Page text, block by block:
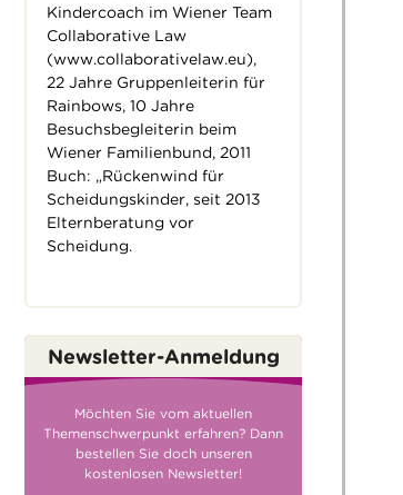
Kindercoach im Wiener Team
Collaborative Law
(www.collaborativelaw.eu),
22 Jahre Gruppenleiterin für
Rainbows, 10 Jahre
Besuchsbegleiterin beim
Wiener Familienbund, 2011
Buch: „Rückenwind für
Scheidungskinder, seit 2013
Elternberatung vor
Scheidung.
Newsletter-Anmeldung
Möchten Sie vom aktuellen
Themenschwerpunkt erfahren? Dann
bestellen Sie doch unseren
kostenlosen Newsletter!